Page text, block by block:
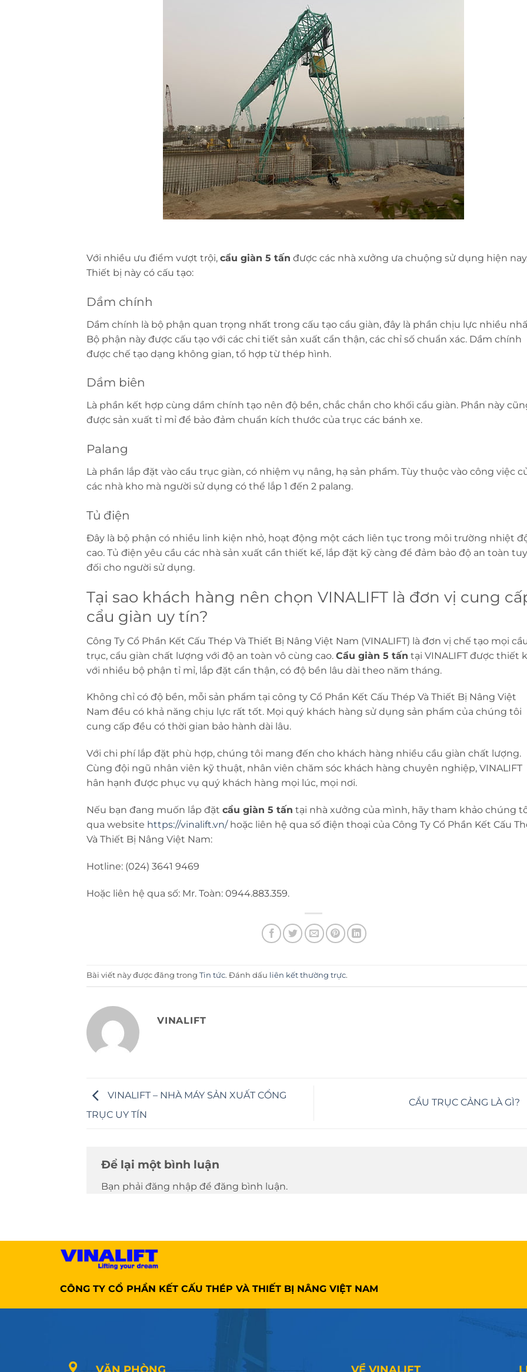
Với nhiều ưu điểm vượt trội, cẩu giàn 5 tấn được các nhà xưởng ưa chuộng sử dụng hiện
Thiết bị này có cấu tạo:
Dầm chính
Dầm chính là bộ phận quan trọng nhất trong cấu tạo cẩu giàn, đây là phần chịu lực nhiều
Bộ phận này được cấu tạo với các chi tiết sản xuất cẩn thận, các chỉ số chuẩn xác. Dầm chính
được chế tạo dạng không gian, tổ hợp từ thép hình.
Dầm biên
Là phần kết hợp cùng dầm chính tạo nên độ bền, chắc chắn cho khối cẩu giàn. Phần này
được sản xuất tỉ mỉ để bảo đảm chuẩn kích thước của trục các bánh xe.
Palang
Là phần lắp đặt vào cẩu trục giàn, có nhiệm vụ nâng, hạ sản phẩm. Tùy thuộc vào công việc
các nhà kho mà người sử dụng có thể lắp 1 đến 2 palang.
Tủ điện
Đây là bộ phận có nhiều linh kiện nhỏ, hoạt động một cách liên tục trong môi trường nhiệt
cao. Tủ điện yêu cầu các nhà sản xuất cần thiết kế, lắp đặt kỹ càng để đảm bảo độ an toàn
đối cho người sử dụng.
Tại sao khách hàng nên chọn VINALIFT là đơn vị cung
cẩu giàn uy tín?
Công Ty Cổ Phần Kết Cấu Thép Và Thiết Bị Nâng Việt Nam (VINALIFT) là đơn vị chế tạo mọi
trục, cẩu giàn chất lượng với độ an toàn vô cùng cao. Cẩu giàn 5 tấn tại VINALIFT được thiết
với nhiều bộ phận tỉ mỉ, lắp đặt cẩn thận, có độ bền lâu dài theo năm tháng.
Không chỉ có độ bền, mỗi sản phẩm tại công ty Cổ Phần Kết Cấu Thép Và Thiết Bị Nâng Việt
Nam đều có khả năng chịu lực rất tốt. Mọi quý khách hàng sử dụng sản phẩm của chúng tôi
cung cấp đều có thời gian bảo hành dài lâu.
Với chi phí lắp đặt phù hợp, chúng tôi mang đến cho khách hàng nhiều cầu giàn chất lượng.
Cùng đội ngũ nhân viên kỹ thuật, nhân viên chăm sóc khách hàng chuyên nghiệp, VINALIFT
hân hạnh được phục vụ quý khách hàng mọi lúc, mọi nơi.
Nếu bạn đang muốn lắp đặt cầu giàn 5 tấn tại nhà xưởng của mình, hãy tham khảo chúng
qua website https://vinalift.vn/hoặc liên hệ qua số điện thoại của Công Ty Cổ Phần Kết Cấu
Và Thiết Bị Nâng Việt Nam:
Hotline: (024) 3641 9469
Hoặc liên hệ qua số: Mr. Toàn: 0944.883.359.
Bài viết này được đăng trong Tin tức. Đánh dấu liên kết thường trực.
VINALIFT
VINALIFT – NHÀ MÁY SẢN XUẤT CỔNG
TRỤC UY TÍN
CẦU TRỤC CẢNG LÀ GÌ?
Để lại một bình luận
Bạn phải đăng nhập để đăng bình luận.
CÔNG TY CỔ PHẦN KẾT CẤU THÉP VÀ THIẾT BỊ NÂNG VIỆT NAM